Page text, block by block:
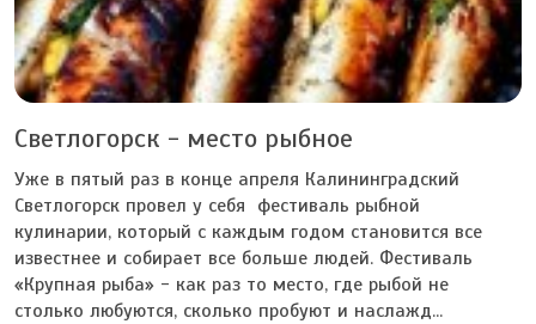
Светлогорск - место рыбное
Уже в пятый раз в конце апреля Калининградский
Светлогорск провел у себя фестиваль рыбной
кулинарии, который с каждым годом становится все
известнее и собирает все больше людей. Фестиваль
«Крупная рыба» - как раз то место, где рыбой не
столько любуются, сколько пробуют и наслажд...